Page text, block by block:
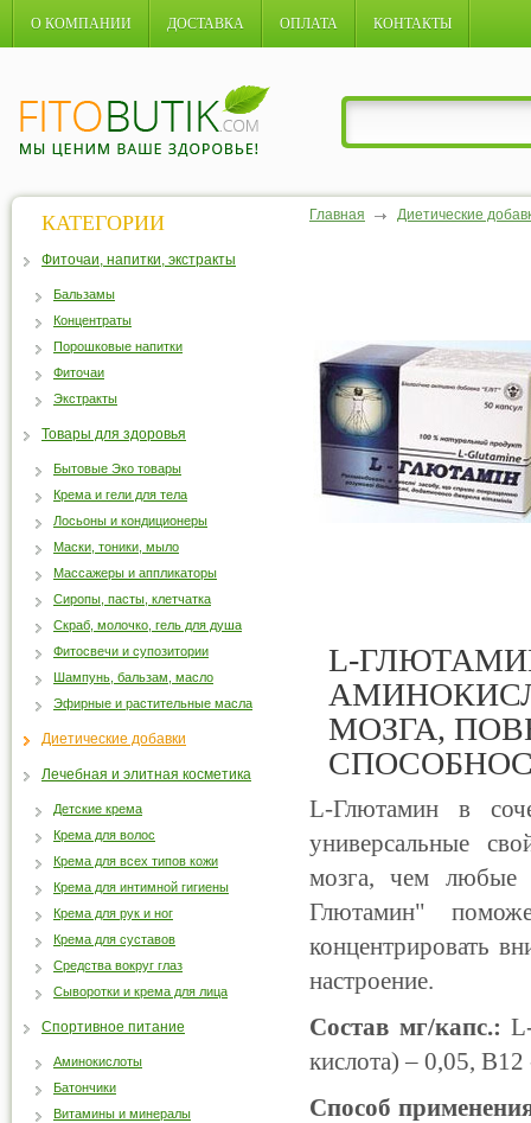
О КОМПАНИИ ДОСТАВКА ОПЛАТА КОНТАКТЫ
Главная Диетические
L-
МОЗГА,
L-Глютамин в
универсальные
мозга, чем любые
Глютамин"
концентрировать
настроение.
Состав мг/капс.:
кислота) – 0,05,
Способ
КАТЕГОРИИ
Фиточаи, напитки, экстракты
Бальзамы
Концентраты
Порошковые напитки
Фиточаи
Экстракты
Товары для здоровья
Бытовые Эко товары
Крема и гели для тела
Лосьоны и кондиционеры
Маски, тоники, мыло
Массажеры и аппликаторы
Сиропы, пасты, клетчатка
Скраб, молочко, гель для душа
Фитосвечи и супозитории
Шампунь, бальзам, масло
Эфирные и растительные масла
Диетические добавки
Лечебная и элитная косметика
Детские крема
Крема для волос
Крема для всех типов кожи
Крема для интимной гигиены
Крема для рук и ног
Крема для суставов
Средства вокруг глаз
Сыворотки и крема для лица
Спортивное питание
Аминокислоты
Батончики
Витамины и минералы